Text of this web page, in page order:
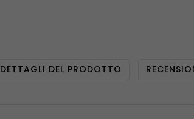
DETTAGLI DEL PRODOTTO